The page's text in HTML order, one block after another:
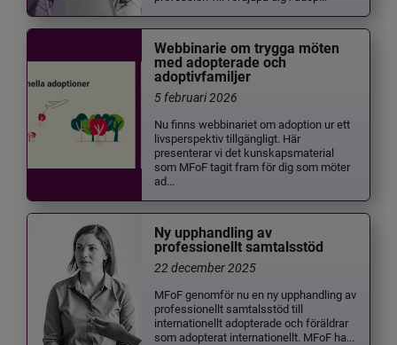
Webbinarie om trygga möten
med adopterade och
adoptivfamiljer
5 februari 2026
Nu finns webbinariet om adoption ur ett
livsperspektiv tillgängligt. Här
presenterar vi det kunskapsmaterial
som MFoF tagit fram för dig som möter
ad...
Ny upphandling av
professionellt samtalsstöd
22 december 2025
MFoF genomför nu en ny upphandling av
professionellt samtalsstöd till
internationellt adopterade och föräldrar
som adopterat internationellt. MFoF ha...